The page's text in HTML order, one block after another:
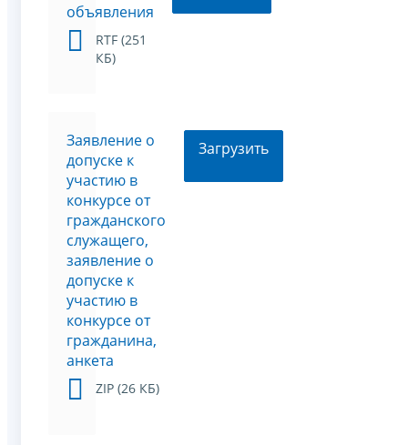
объявления
RTF (251
КБ)
Заявление о
допуске к
участию в
конкурсе от
гражданского
служащего,
заявление о
допуске к
участию в
конкурсе от
гражданина,
анкета
ZIP (26 КБ)
Загрузить